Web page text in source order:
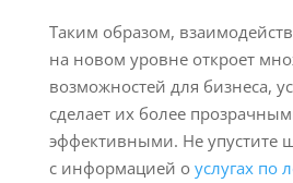
Таким образом,
на новом уровне откроет
возможностей для бизнеса,
сделает их более
эффективными. Не упустите
с информацией о услугах по